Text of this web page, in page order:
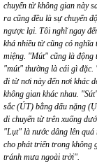
chuyển từ không gian này
ra cũng đều là sự chuyển
ngược lại. Tôi nghĩ ngay
khá nhiều từ cũng có
miệng. "Mút" cũng là động
"mút" thường là cái gì
đi từ nơi này đến nơi khác
không gian khác nhau.
sắc (ÚT) bằng dấu nặng
di chuyển từ trên xuống
"Lụt" là nước dâng lên
cho phát triển trong không
tránh mưa ngoài trời".